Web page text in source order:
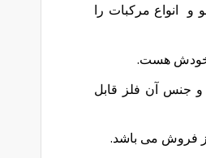
و انواع مرکبات را
خودش هست.
وزنی حدود ۴.۵ کیلوگرم دارد و جنس آن فلز قابل
فروش می باشد.